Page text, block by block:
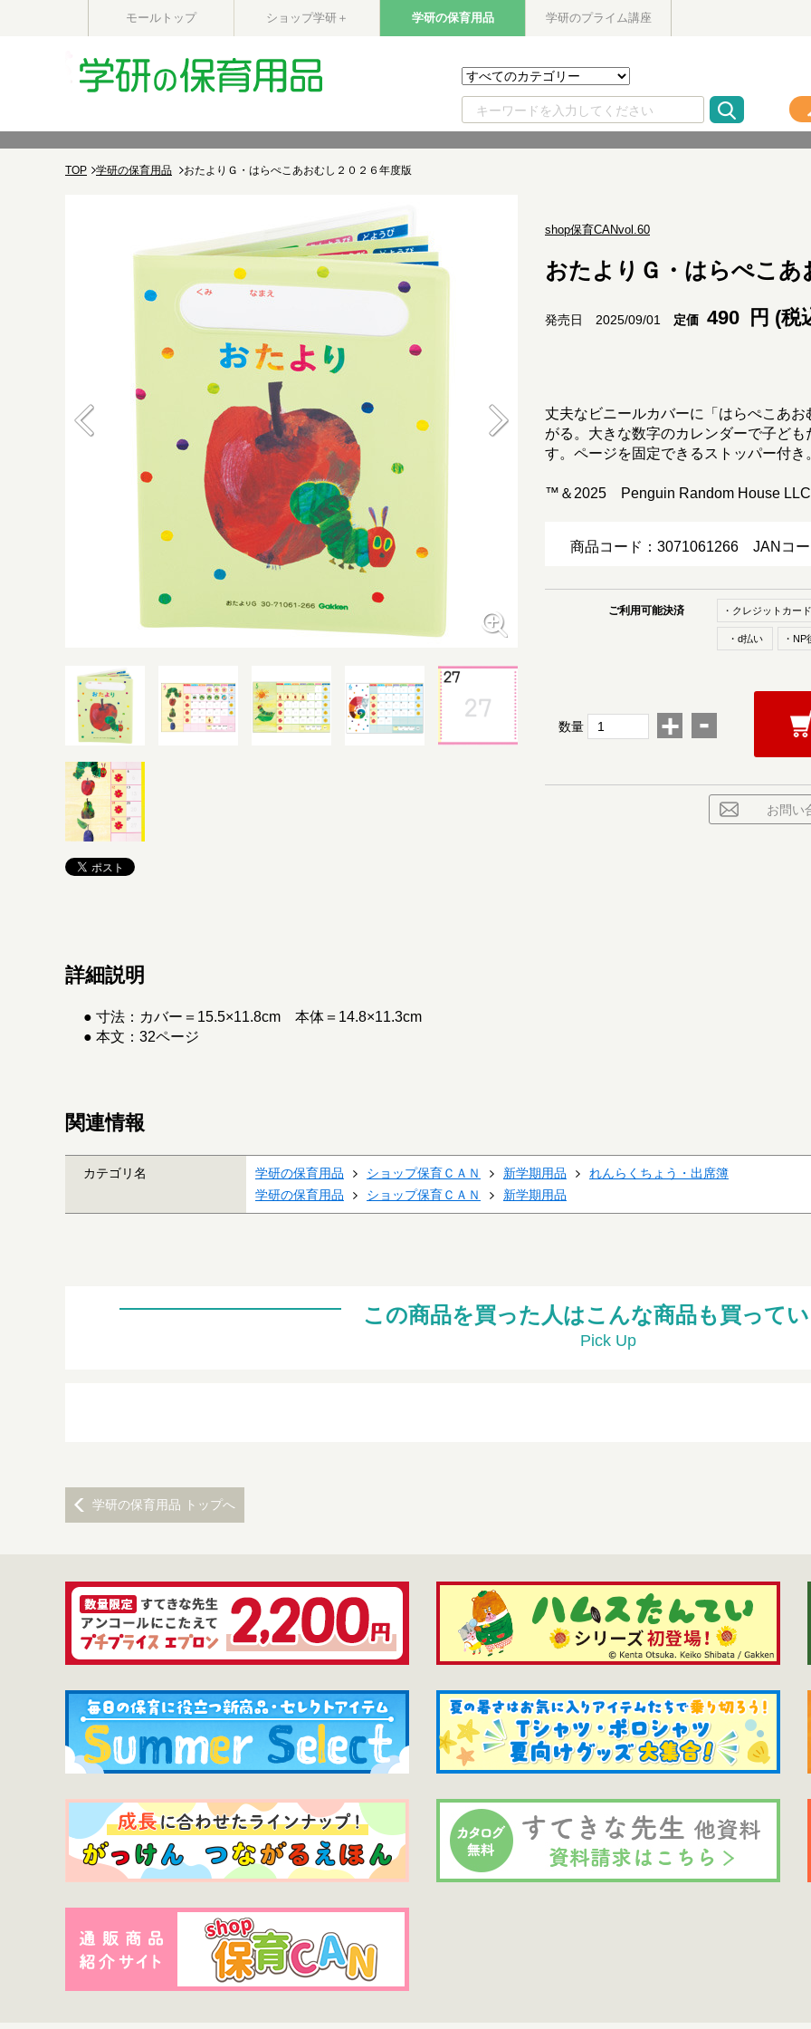
モールトップ ショップ学研＋ 学研の保育用品 学研のプライム講座
TOP 学研の保育用品 おたよりＧ・はらぺこあおむし２０２６年度版
shop保育CANvol.60
おたよりＧ・はらぺこあ
発売日 2025/09/01 定価 490 円 (税
丈夫なビニールカバーに「はらぺこあ
がる。大きな数字のカレンダーで子ど
す。ページを固定できるストッパー付き
™＆2025 Penguin Random House
商品コード：3071061266 JANコ
ご利用可能決済 ・クレジットカード
・d払い ・NP
数量 + -
お問い
詳細説明
● 寸法：カバー＝15.5×11.8cm 本体＝14.8×11.3cm
● 本文：32ページ
関連情報
カテゴリ名 学研の保育用品 ショップ保育ＣＡＮ 新学期用品
れんらくちょう・出席簿
学研の保育用品
ショップ保育ＣＡＮ 新学期用品
この商品を買った人はこんな商品も買って
Pick Up
学研の保育用品 トップへ